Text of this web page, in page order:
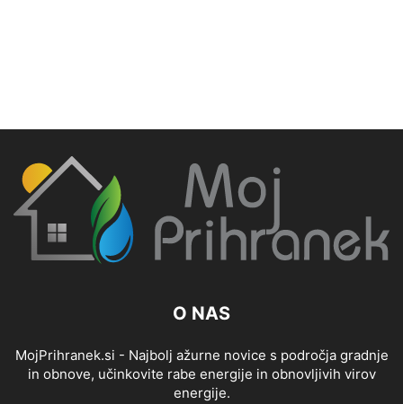
O NAS
MojPrihranek.si - Najbolj ažurne novice s področja gradnje
in obnove, učinkovite rabe energije in obnovljivih virov
energije.